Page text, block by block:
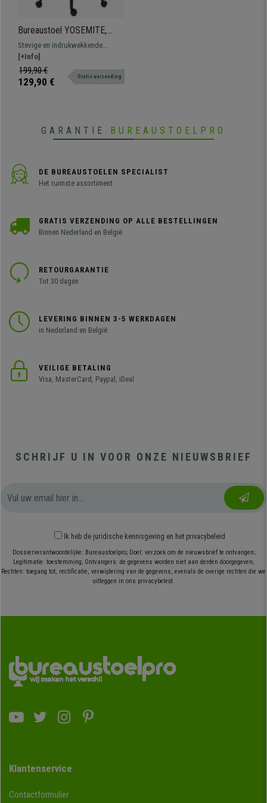
Bureaustoel YOSEMITE,
Lendensteun, Mesh
Rugleuning, Comfortabel en
Robuust, Zwart
Stevige en indrukwekkende
bureaustoel met lendensteun.
Zitting met dikke vulling en
verstelbare armleuningen voor
[+Info]
199,90 €
129,90 € Gratis verzending
GARANTIE BUREAUSTOELPRO
DE BUREAUSTOELEN SPECIALIST
Het ruimste assortiment
GRATIS VERZENDING OP ALLE BESTELLINGEN
Binnen Nederland en België
RETOURGARANTIE
Tot 30 dagen
LEVERING BINNEN 3-5 WERKDAGEN
in Nederland en België
VEILIGE BETALING
Visa, MasterCard, Paypal, iDeal
SCHRIJF U IN VOOR ONZE NIEUWSBRIEF
Ik heb de juridische kennisgeving en het privacybeleid
Dossierverantwoordelijke: Bureaustoelpro; Doel: verzoek om de nieuwsbrief te ontvangen;
Legitimatie: toestemming; Ontvangers: de gegevens worden niet aan derden doorgegeven;
Rechten: toegang tot, rectificatie, verwijdering van de gegevens, evenals de overige rechten die we
uitleggen in ons privacybeleid.
Klantenservice
Contactformulier